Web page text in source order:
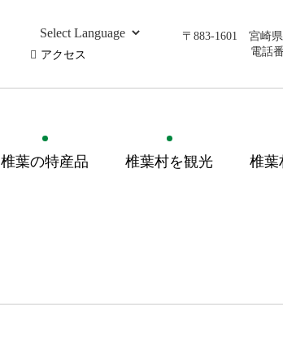
アクセス
〒883-1601 宮崎
電話
椎葉の特産品 椎葉村を観光 椎葉